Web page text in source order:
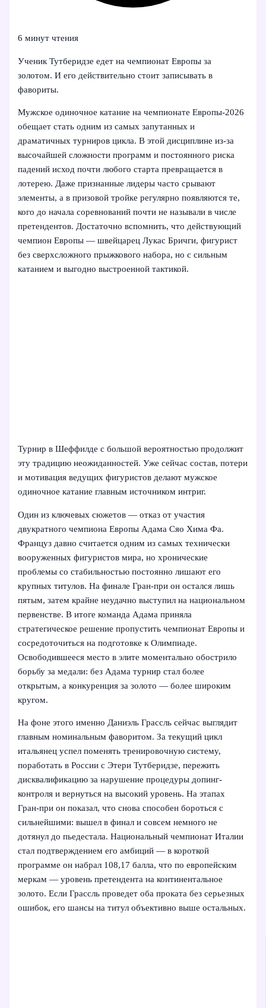
6 минут чтения
Ученик Тутберидзе едет на чемпионат Европы за
золотом. И его действительно стоит записывать в
фавориты.
Мужское одиночное катание на чемпионате Европы‑2026
обещает стать одним из самых запутанных и
драматичных турниров цикла. В этой дисциплине из-за
высочайшей сложности программ и постоянного риска
падений исход почти любого старта превращается в
лотерею. Даже признанные лидеры часто срывают
элементы, а в призовой тройке регулярно появляются те,
кого до начала соревнований почти не называли в числе
претендентов. Достаточно вспомнить, что действующий
чемпион Европы — швейцарец Лукас Бричги, фигурист
без сверхсложного прыжкового набора, но с сильным
катанием и выгодно выстроенной тактикой.
Турнир в Шеффилде с большой вероятностью продолжит
эту традицию неожиданностей. Уже сейчас состав, потери
и мотивация ведущих фигуристов делают мужское
одиночное катание главным источником интриг.
Один из ключевых сюжетов — отказ от участия
двукратного чемпиона Европы Адама Сяо Хима Фа.
Француз давно считается одним из самых технически
вооруженных фигуристов мира, но хронические
проблемы со стабильностью постоянно лишают его
крупных титулов. На финале Гран-при он остался лишь
пятым, затем крайне неудачно выступил на национальном
первенстве. В итоге команда Адама приняла
стратегическое решение пропустить чемпионат Европы и
сосредоточиться на подготовке к Олимпиаде.
Освободившееся место в элите моментально обострило
борьбу за медали: без Адама турнир стал более
открытым, а конкуренция за золото — более широким
кругом.
На фоне этого именно Даниэль Грассль сейчас выглядит
главным номинальным фаворитом. За текущий цикл
итальянец успел поменять тренировочную систему,
поработать в России с Этери Тутберидзе, пережить
дисквалификацию за нарушение процедуры допинг-
контроля и вернуться на высокий уровень. На этапах
Гран-при он показал, что снова способен бороться с
сильнейшими: вышел в финал и совсем немного не
дотянул до пьедестала. Национальный чемпионат Италии
стал подтверждением его амбиций — в короткой
программе он набрал 108,17 балла, что по европейским
меркам — уровень претендента на континентальное
золото. Если Грассль проведет оба проката без серьезных
ошибок, его шансы на титул объективно выше остальных.